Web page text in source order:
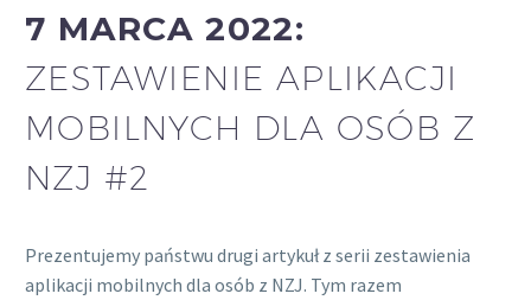
7 MARCA 2022:
ZESTAWIENIE APLIKACJI
MOBILNYCH DLA OSÓB Z
NZJ #2
Prezentujemy państwu drugi artykuł z serii zestawienia
aplikacji mobilnych dla osób z NZJ. Tym razem